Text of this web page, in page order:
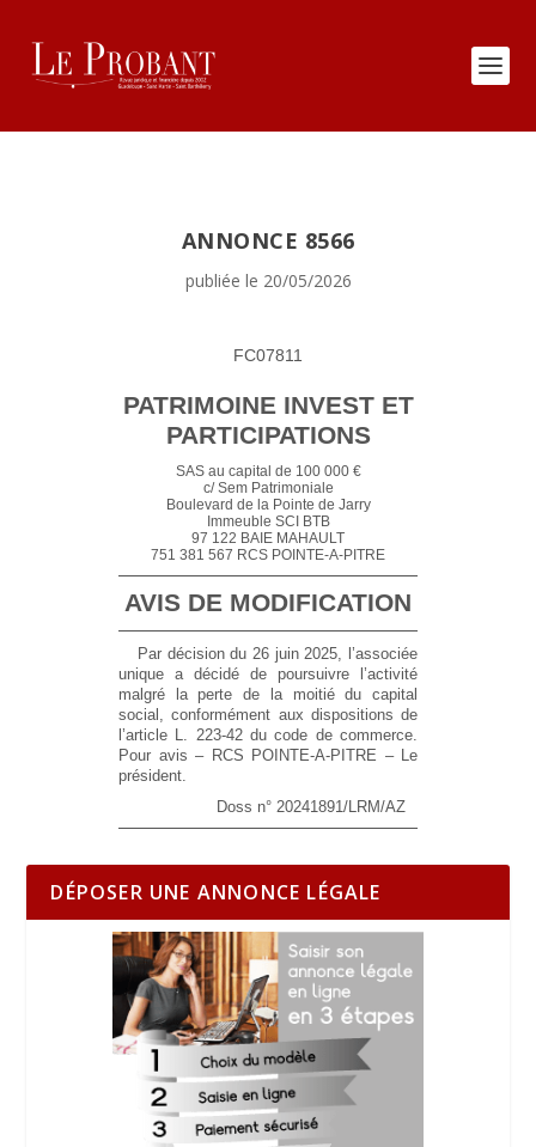
ANNONCE 8566
publiée le 20/05/2026
FC07811
PATRIMOINE INVEST ET
PARTICIPATIONS
SAS au capital de 100 000 €
c/ Sem Patrimoniale
Boulevard de la Pointe de Jarry
Immeuble SCI BTB
97 122 BAIE MAHAULT
751 381 567 RCS POINTE-A-PITRE
AVIS DE MODIFICATION
Par décision du 26 juin 2025, l’associée
unique a décidé de poursuivre l’activité
malgré la perte de la moitié du capital
social, conformément aux dispositions de
l’article L. 223-42 du code de commerce.
Pour avis – RCS POINTE-A-PITRE – Le
président.
Doss n° 20241891/LRM/AZ
DÉPOSER UNE ANNONCE LÉGALE